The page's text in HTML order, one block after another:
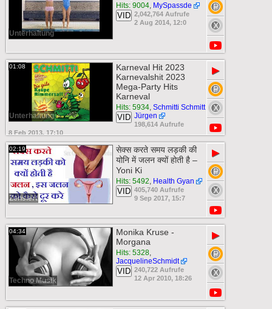
Unterhaltung
Hits: 9004, MySpassde
VID 2,042,764 Aufrufe
2 Aug 2014, 12:0
01:08
Unterhaltung
Karneval Hit 2023
Karnevalshit 2023
Mega-Party Hits
Karneval
Hits: 5934, Schmitti Schmitt
Jürgen
VID
198,614 Aufrufe
8 Feb 2013, 17:10
▶
02:19
Zensiert
सेक्स करते समय लड़की की
योनि में जलन क्यों होती है –
Yoni Ki
Hits: 5492, Health Gyan
VID 405,740 Aufrufe
9 Sep 2017, 15:7
▶
04:34
Techno Musik
Monika Kruse -
Morgana
Hits: 5328,
JacquelineSchmidt
VID 240,722 Aufrufe
12 Apr 2010, 18:26
▶